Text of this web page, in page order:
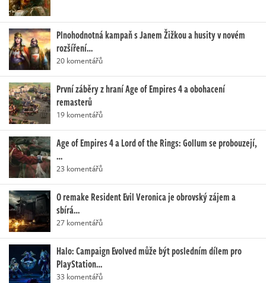
Plnohodnotná kampaň s Janem Žižkou a husity v novém
rozšíření…
20 komentářů
První záběry z hraní Age of Empires 4 a obohacení
remasterů
19 komentářů
Age of Empires 4 a Lord of the Rings: Gollum se probouzejí,
…
23 komentářů
O remake Resident Evil Veronica je obrovský zájem a
sbírá…
27 komentářů
Halo: Campaign Evolved může být posledním dílem pro
PlayStation…
33 komentářů